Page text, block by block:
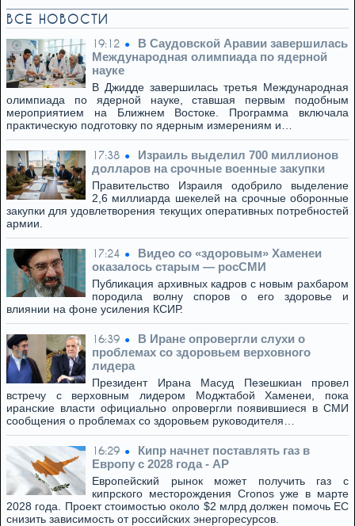
ВСЕ НОВОСТИ
19:12
В Саудовской Аравии завершилась
Международная олимпиада по ядерной
науке
В Джидде завершилась третья Международная
олимпиада по ядерной науке, ставшая первым подобным
мероприятием на Ближнем Востоке. Программа включала
практическую подготовку по ядерным измерениям и…
17:38
Израиль выделил 700 миллионов
долларов на срочные военные закупки
Правительство Израиля одобрило выделение
2,6 миллиарда шекелей на срочные оборонные
закупки для удовлетворения текущих оперативных потребностей
армии.
17:24
Видео со «здоровым» Хаменеи
оказалось старым — росСМИ
Публикация архивных кадров с новым рахбаром
породила волну споров о его здоровье и
влиянии на фоне усиления КСИР.
16:39
В Иране опровергли слухи о
проблемах со здоровьем верховного
лидера
Президент Ирана Масуд Пезешкиан провел
встречу с верховным лидером Моджтабой Хаменеи, пока
иранские власти официально опровергли появившиеся в СМИ
сообщения о проблемах со здоровьем руководителя…
16:29
Кипр начнет поставлять газ в
Европу с 2028 года - AP
Европейский рынок может получить газ с
кипрского месторождения Cronos уже в марте
2028 года. Проект стоимостью около $2 млрд должен помочь ЕС
снизить зависимость от российских энергоресурсов.